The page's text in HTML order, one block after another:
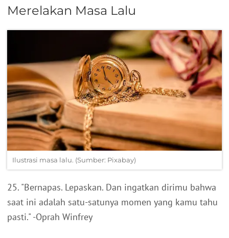
Merelakan Masa Lalu
Ilustrasi masa lalu. (Sumber: Pixabay)
25. "Bernapas. Lepaskan. Dan ingatkan dirimu bahwa
saat ini adalah satu-satunya momen yang kamu tahu
pasti." -Oprah Winfrey